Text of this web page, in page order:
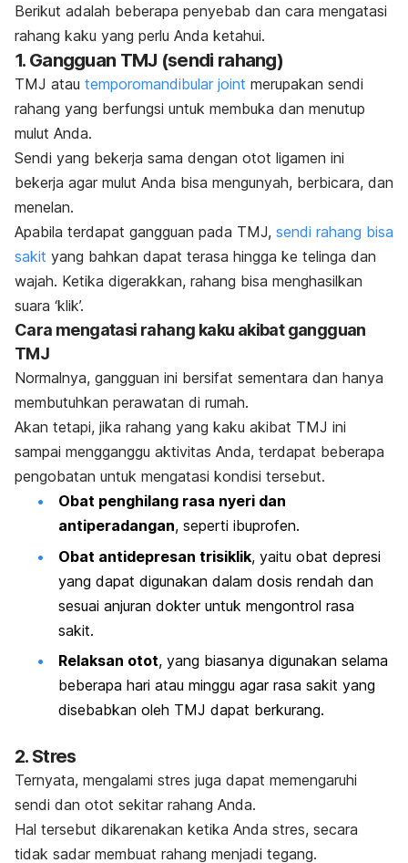
Berikut adalah beberapa penyebab dan cara mengatasi
rahang kaku yang perlu Anda ketahui.
1. Gangguan TMJ (sendi rahang)
TMJ atau temporomandibular joint merupakan sendi
rahang yang berfungsi untuk membuka dan menutup
mulut Anda.
Sendi yang bekerja sama dengan otot ligamen ini
bekerja agar mulut Anda bisa mengunyah, berbicara, dan
menelan.
Apabila terdapat gangguan pada TMJ, sendi rahang bisa
sakit yang bahkan dapat terasa hingga ke telinga dan
wajah. Ketika digerakkan, rahang bisa menghasilkan
suara ‘klik’.
Cara mengatasi rahang kaku akibat gangguan
TMJ
Normalnya, gangguan ini bersifat sementara dan hanya
membutuhkan perawatan di rumah.
Akan tetapi, jika rahang yang kaku akibat TMJ ini
sampai mengganggu aktivitas Anda, terdapat beberapa
pengobatan untuk mengatasi kondisi tersebut.
Obat penghilang rasa nyeri dan
antiperadangan, seperti ibuprofen.
Obat antidepresan trisiklik, yaitu obat depresi
yang dapat digunakan dalam dosis rendah dan
sesuai anjuran dokter untuk mengontrol rasa
sakit.
Relaksan otot, yang biasanya digunakan selama
beberapa hari atau minggu agar rasa sakit yang
disebabkan oleh TMJ dapat berkurang.
2. Stres
Ternyata, mengalami stres juga dapat memengaruhi
sendi dan otot sekitar rahang Anda.
Hal tersebut dikarenakan ketika Anda stres, secara
tidak sadar membuat rahang menjadi tegang.